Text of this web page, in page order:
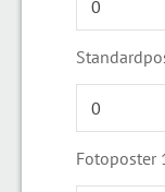
Fotoposter